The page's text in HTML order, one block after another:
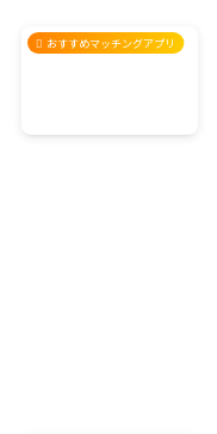
おすすめマッチングアプリ